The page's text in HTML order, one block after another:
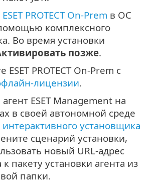
PROTECT On-Prem в ОС
комплексного
Во время установки
позже.
ESET PROTECT On-Prem с
лицензии.
ESET Management на
в своей автономной среде
интерактивного установщика
сценарий установки,
новый URL-адрес
к пакету установки агента из
папки.